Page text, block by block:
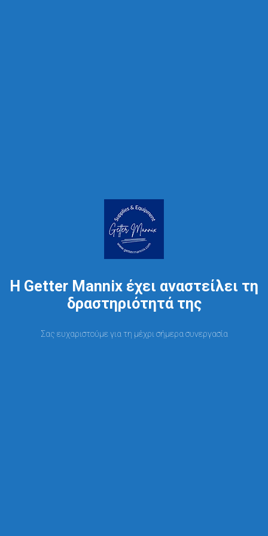
Η Getter Mannix έχει αναστείλει τη
δραστηριότητά της
Σας ευχαριστούμε για τη μέχρι σήμερα συνεργασία